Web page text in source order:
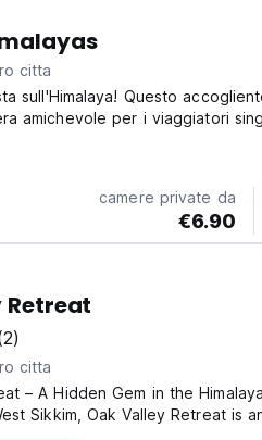
citta
sull'Himalaya! Questo
amichevole per i viaggiatori
camere private da
€6.90
Retreat
citta
– A Hidden Gem in the
Sikkim, Oak Valley Retreat is